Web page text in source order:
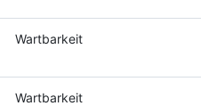
Wartbarkeit
Wartbarkeit